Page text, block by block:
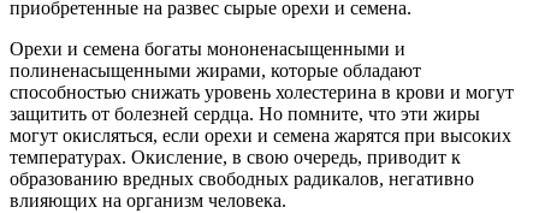
приобретенные на развес сырые орехи и семена.
Орехи и семена богаты мононенасыщенными и
полиненасыщенными жирами, которые обладают
способностью снижать уровень холестерина в крови и могут
защитить от болезней сердца. Но помните, что эти жиры
могут окисляться, если орехи и семена жарятся при высоких
температурах. Окисление, в свою очередь, приводит к
образованию вредных свободных радикалов, негативно
влияющих на организм человека.